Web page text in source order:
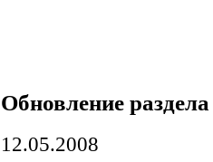
Обновление
12.05.2008